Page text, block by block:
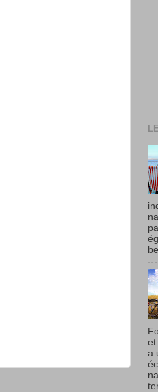
et
a